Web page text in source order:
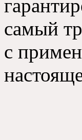
самый
с